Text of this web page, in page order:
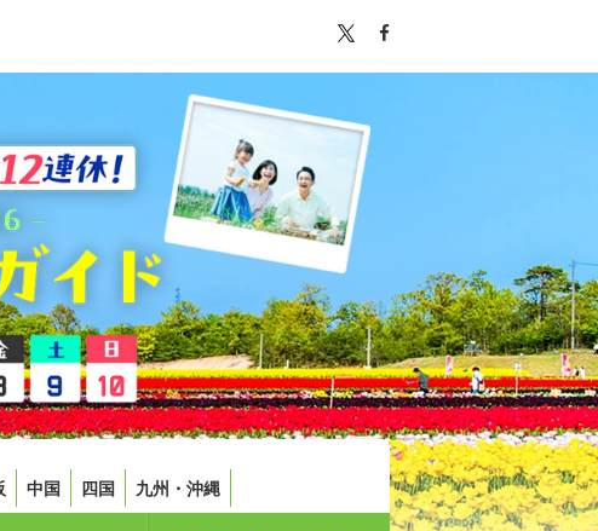
中国 四国 九州・沖縄